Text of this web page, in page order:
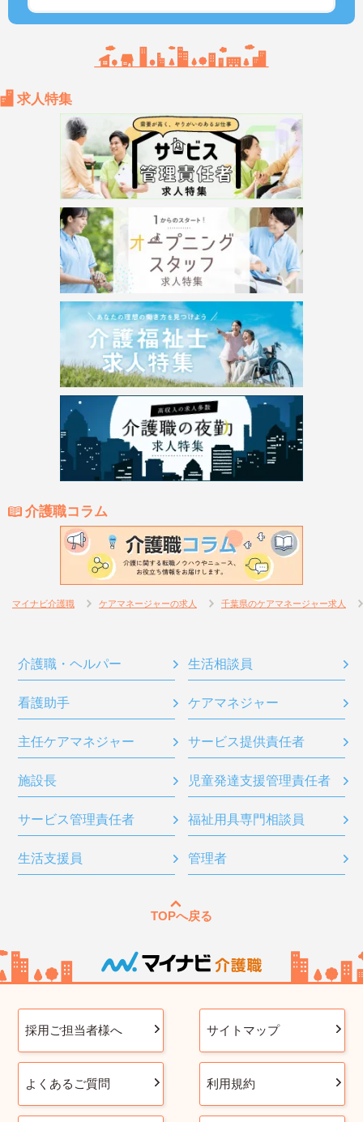
求人特集
介護職コラム
マイナビ介護職 ケアマネージャーの求人 千葉県のケアマネージャー求人
介護職・ヘルパー 生活相談員
看護助手 ケアマネジャー
主任ケアマネジャー サービス提供責任者
施設長 児童発達支援管理責任者
サービス管理責任者 福祉用具専門相談員
生活支援員 管理者
TOPへ戻る
採用ご担当者様へ サイトマップ
よくあるご質問 利用規約